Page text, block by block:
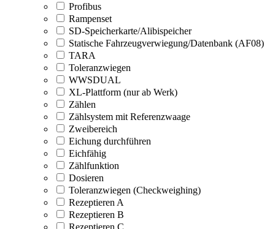
Profibus
Rampenset
SD-Speicherkarte/Alibispeicher
Statische Fahrzeugverwiegung/Datenbank (AF08)
TARA
Toleranzwiegen
WWSDUAL
XL-Plattform (nur ab Werk)
Zählen
Zählsystem mit Referenzwaage
Zweibereich
Eichung durchführen
Eichfähig
Zählfunktion
Dosieren
Toleranzwiegen (Checkweighing)
Rezeptieren A
Rezeptieren B
Rezeptieren C